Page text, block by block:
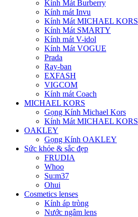
Kính Mát Burberry
Kính mát Invu
Kính Mát MICHAEL KORS
Kính Mát SMARTY
Kính mát V-idol
Kính Mát VOGUE
Prada
Ray-ban
EXFASH
VIGCOM
Kính mát Coach
MICHAEL KORS
Gọng Kính Michael Kors
Kính Mát MICHAEL KORS
OAKLEY
Gọng Kính OAKLEY
Sức khỏe & sắc đẹp
FRUDIA
Whoo
Su:m37
Ohui
Cosmetics lenses
Kính áp tròng
Nước ngâm lens